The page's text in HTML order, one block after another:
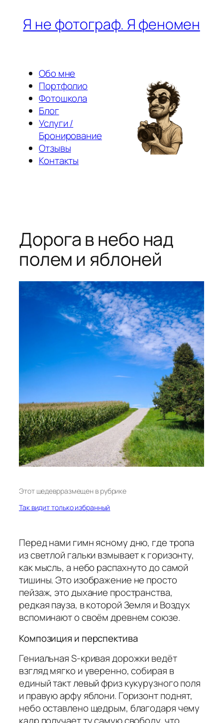
ПерейтиЯ не фотограф. Я феномен
Обо мне
Портфолио
Фотошкола
Блог
Услуги /
Бронирование
Отзывы
Контакты
Дорога в небо над
полем и яблоней
Этот шедеврразмещен в рубрике
Так видит только избранный
Перед нами гимн ясному дню, где тропа
из светлой гальки взмывает к горизонту,
как мысль, а небо распахнуто до самой
тишины. Это изображение не просто
пейзаж, это дыхание пространства,
редкая пауза, в которой Земля и Воздух
вспоминают о своём древнем союзе.
Композиция и перспектива
Гениальная S-кривая дорожки ведёт
взгляд мягко и уверенно, собирая в
единый такт левый фриз кукурузного поля
и правую арфу яблони. Горизонт поднят,
небо оставлено щедрым, благодаря чему